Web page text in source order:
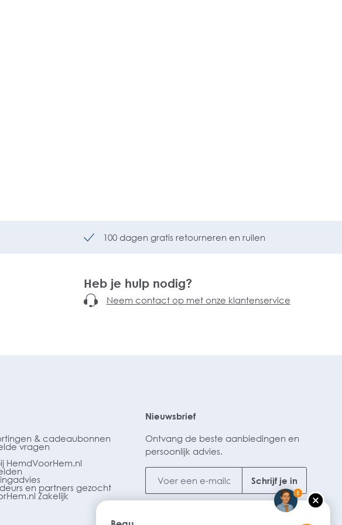
100 dagen gratis retourneren en ruilen
Heb je hulp nodig?
Neem contact op met onze klantenservice
& cadeaubonnen
vragen
HemdVoorHem.nl
en partners gezocht
Zakelijk
Nieuwsbrief
Ontvang de beste aanbiedingen en
persoonlijk advies.
Schrijf je in
1